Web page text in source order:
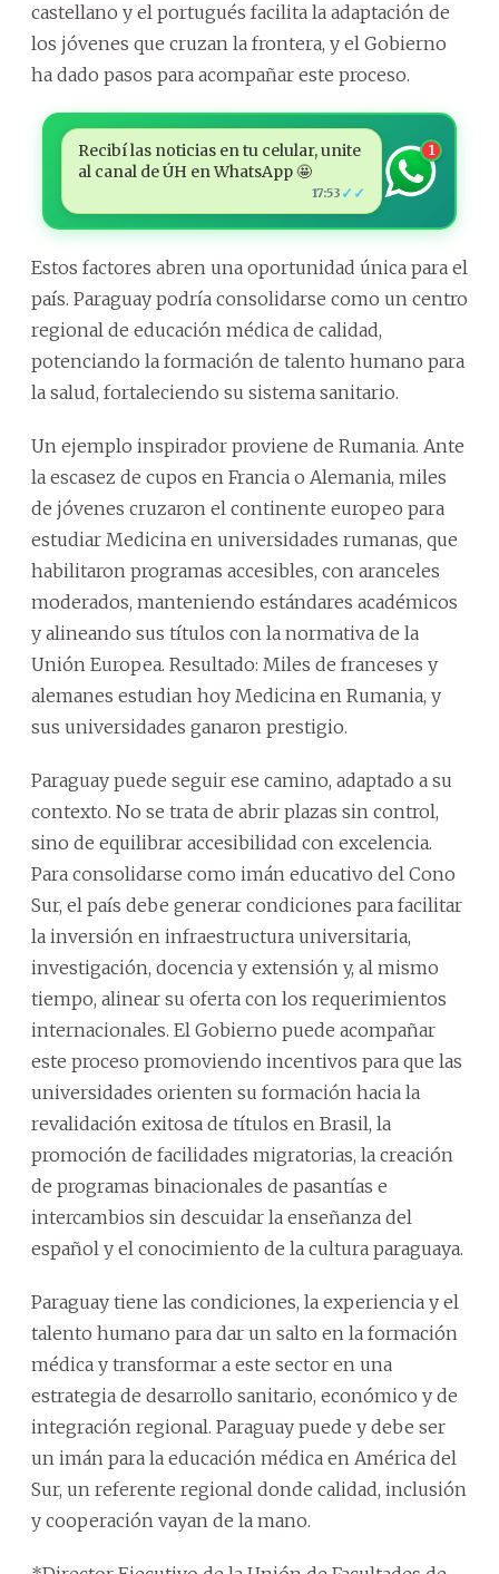
castellano y el portugués facilita la adaptación de
los jóvenes que cruzan la frontera, y el Gobierno
ha dado pasos para acompañar este proceso.
Recibí las noticias en tu celular, unite
al canal de ÚH en WhatsApp 🤩
17:53 ✓✓
1
Estos factores abren una oportunidad única para el
país. Paraguay podría consolidarse como un centro
regional de educación médica de calidad,
potenciando la formación de talento humano para
la salud, fortaleciendo su sistema sanitario.
Un ejemplo inspirador proviene de Rumania. Ante
la escasez de cupos en Francia o Alemania, miles
de jóvenes cruzaron el continente europeo para
estudiar Medicina en universidades rumanas, que
habilitaron programas accesibles, con aranceles
moderados, manteniendo estándares académicos
y alineando sus títulos con la normativa de la
Unión Europea. Resultado: Miles de franceses y
alemanes estudian hoy Medicina en Rumania, y
sus universidades ganaron prestigio.
Paraguay puede seguir ese camino, adaptado a su
contexto. No se trata de abrir plazas sin control,
sino de equilibrar accesibilidad con excelencia.
Para consolidarse como imán educativo del Cono
Sur, el país debe generar condiciones para facilitar
la inversión en infraestructura universitaria,
investigación, docencia y extensión y, al mismo
tiempo, alinear su oferta con los requerimientos
internacionales. El Gobierno puede acompañar
este proceso promoviendo incentivos para que las
universidades orienten su formación hacia la
revalidación exitosa de títulos en Brasil, la
promoción de facilidades migratorias, la creación
de programas binacionales de pasantías e
intercambios sin descuidar la enseñanza del
español y el conocimiento de la cultura paraguaya.
Paraguay tiene las condiciones, la experiencia y el
talento humano para dar un salto en la formación
médica y transformar a este sector en una
estrategia de desarrollo sanitario, económico y de
integración regional. Paraguay puede y debe ser
un imán para la educación médica en América del
Sur, un referente regional donde calidad, inclusión
y cooperación vayan de la mano.